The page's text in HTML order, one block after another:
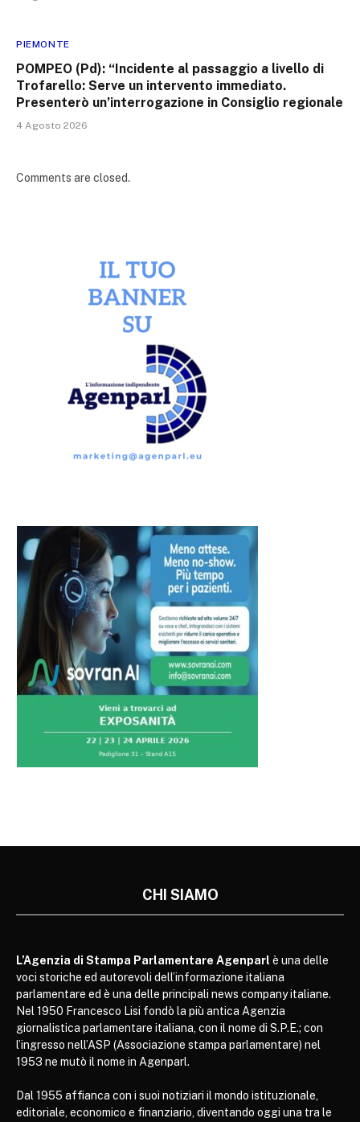
PIEMONTE
POMPEO (Pd): “Incidente al passaggio a livello di
Trofarello: Serve un intervento immediato.
Presenterò un’interrogazione in Consiglio regionale
4 Agosto 2026
Comments are closed.
CHI SIAMO
L’Agenzia di Stampa Parlamentare Agenparl è una delle
voci storiche ed autorevoli dell’informazione italiana
parlamentare ed è una delle principali news company italiane.
Nel 1950 Francesco Lisi fondò la più antica Agenzia
giornalistica parlamentare italiana, con il nome di S.P.E.; con
l’ingresso nell’ASP (Associazione stampa parlamentare) nel
1953 ne mutò il nome in Agenparl.
Dal 1955 affianca con i suoi notiziari il mondo istituzionale,
editoriale, economico e finanziario, diventando oggi una tra le